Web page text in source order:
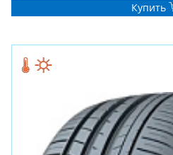
Купить